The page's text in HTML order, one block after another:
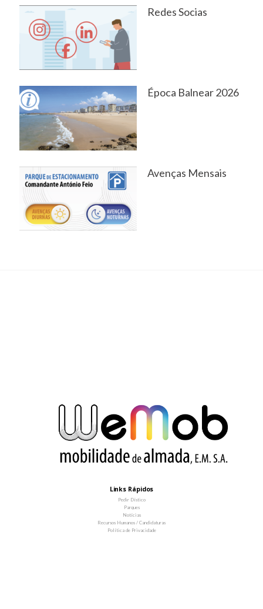
Redes Socias
Época Balnear 2026
Avenças Mensais
Links Rápidos
Pedir Dístico
Parques
Notícias
Recursos Humanos / Candidaturas
Política de Privacidade